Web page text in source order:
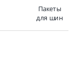
Пакеты
для шин